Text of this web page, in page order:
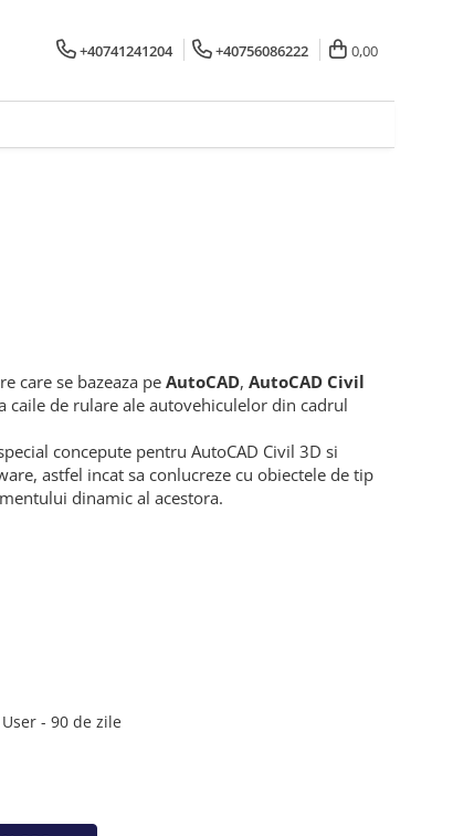
+40741241204 +40756086222 0,00
care se bazeaza peAutoCAD, AutoCAD Civil
caile de rulare ale autovehiculelor din cadrul
concepute pentru AutoCAD Civil 3D si
astfel incat sa conlucreze cu obiectele de tip
dinamic al acestora.
- 90 de zile